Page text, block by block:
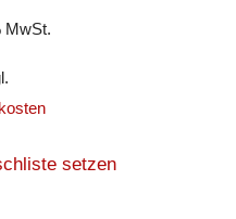
MwSt.
setzen